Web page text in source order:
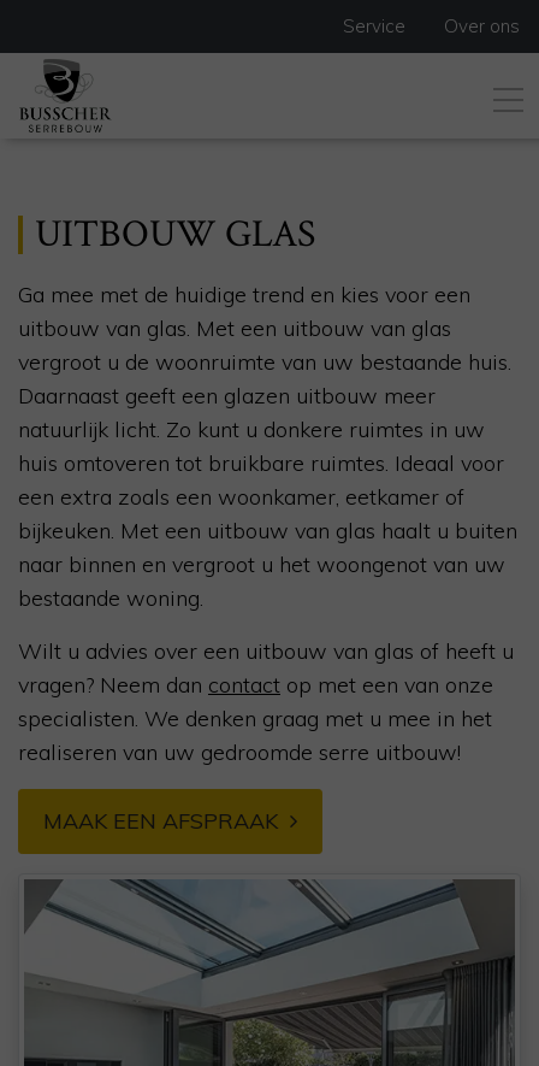
Service Over ons
UITBOUW GLAS
Ga mee met de huidige trend en kies voor een
uitbouw van glas. Met een uitbouw van glas
vergroot u de woonruimte van uw bestaande huis.
Daarnaast geeft een glazen uitbouw meer
natuurlijk licht. Zo kunt u donkere ruimtes in uw
huis omtoveren tot bruikbare ruimtes. Ideaal voor
een extra zoals een woonkamer, eetkamer of
bijkeuken. Met een uitbouw van glas haalt u buiten
naar binnen en vergroot u het woongenot van uw
bestaande woning.
Wilt u advies over een uitbouw van glas of heeft u
vragen? Neem dan contact op met een van onze
specialisten. We denken graag met u mee in het
realiseren van uw gedroomde serre uitbouw!
MAAK EEN AFSPRAAK